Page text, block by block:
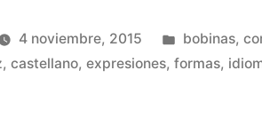
quieres
«decir».»
4 noviembre, 2015
Publicado
en
bobinas,
,castellano,expresiones,formas,